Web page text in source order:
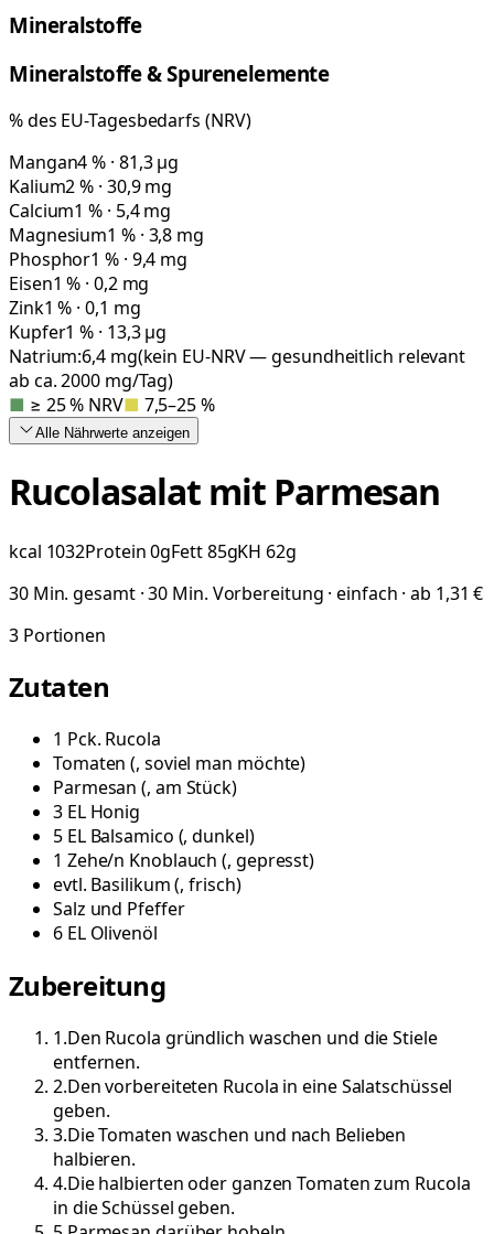
Mineralstoffe
Mineralstoffe & Spurenelemente
% des EU-Tagesbedarfs (NRV)
Mangan4 % · 81,3 µg
Kalium2 % · 30,9 mg
Calcium1 % · 5,4 mg
Magnesium1 % · 3,8 mg
Phosphor1 % · 9,4 mg
Eisen1 % · 0,2 mg
Zink1 % · 0,1 mg
Kupfer1 % · 13,3 µg
Natrium:6,4mg(kein EU-NRV — gesundheitlich relevant
ab ca. 2000 mg/Tag)
■ ≥ 25 % NRV■ 7,5–25 %
Alle Nährwerte anzeigen
Rucolasalat mit Parmesan
kcal 1032Protein0gFett85gKH 62g
30 Min. gesamt · 30 Min. Vorbereitung · einfach · ab 1,31 €
3 Portionen
Zutaten
1 Pck. Rucola
Tomaten (, soviel man möchte)
Parmesan (, am Stück)
3 EL Honig
5 EL Balsamico (, dunkel)
1 Zehe/n Knoblauch (, gepresst)
evtl. Basilikum (, frisch)
Salz und Pfeffer
6 EL Olivenöl
Zubereitung
1.Den Rucola gründlich waschen und die Stiele
entfernen.
2.Den vorbereiteten Rucola in eine Salatschüssel
geben.
3.Die Tomaten waschen und nach Belieben
halbieren.
4.Die halbierten oder ganzen Tomaten zum Rucola
in die Schüssel geben.